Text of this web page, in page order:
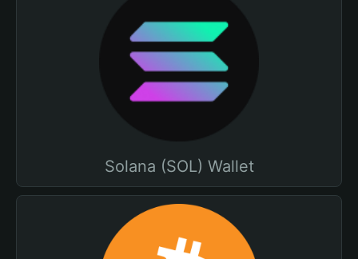
Solana (SOL) Wallet